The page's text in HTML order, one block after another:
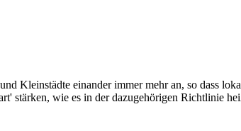
Kleinstädte einander immer mehr an, so dass
stärken, wie es in der dazugehörigen Richtlinie